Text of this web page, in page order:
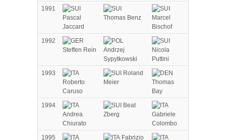
1991
Pascal
Jaccard
Thomas Benz
Marcel
Bischof
1992
Steffen Rein
Andrzej
Sypytkowski
Nicola
Puttini
1993
Roberto
Caruso
Roland
Meier
Thomas
Bay
1994
Andrea
Chiurato
Beat
Zberg
Gabriele
Colombo
1995
Fabrizio